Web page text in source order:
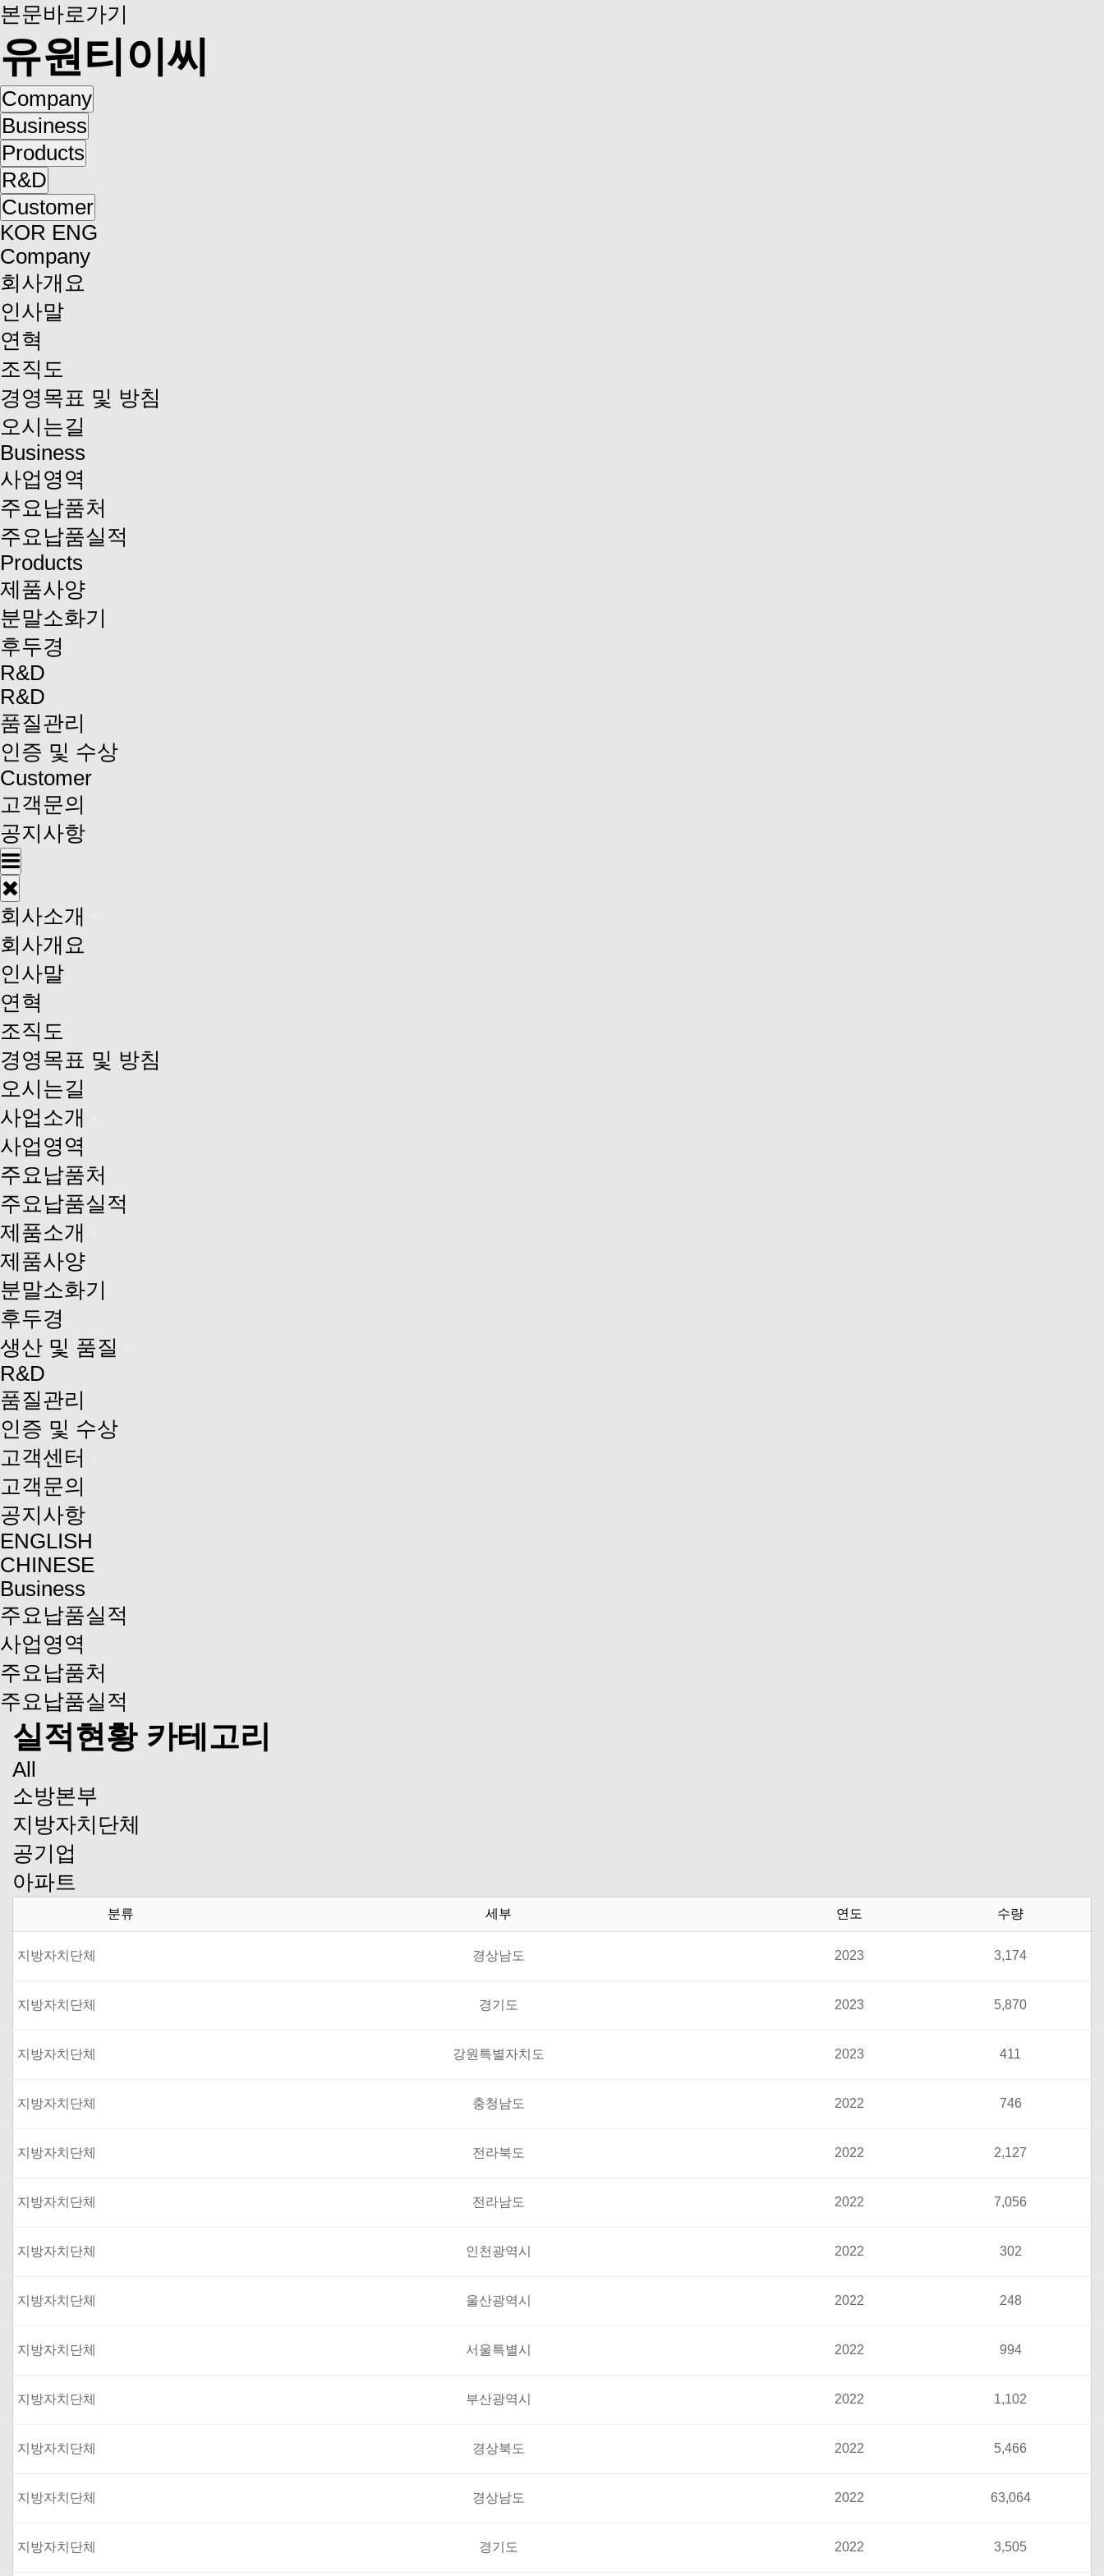
본문바로가기
유원티이씨
Company
Business
Products
R&D
Customer
KOR ENG
Company
회사개요
인사말
연혁
조직도
경영목표 및 방침
오시는길
Business
사업영역
주요납품처
주요납품실적
Products
제품사양
분말소화기
후두경
R&D
R&D
품질관리
인증 및 수상
Customer
고객문의
공지사항
회사소개
회사개요
인사말
연혁
조직도
경영목표 및 방침
오시는길
사업소개
사업영역
주요납품처
주요납품실적
제품소개
제품사양
분말소화기
후두경
생산 및 품질
R&D
품질관리
인증 및 수상
고객센터
고객문의
공지사항
ENGLISH
CHINESE
Business
주요납품실적
사업영역
주요납품처
주요납품실적
실적현황 카테고리
All
소방본부
지방자치단체
공기업
아파트
분류 세부 연도 수량
지방자치단체 경상남도 2023 3,174
지방자치단체 경기도 2023 5,870
지방자치단체 강원특별자치도 2023 411
지방자치단체 충청남도 2022 746
지방자치단체 전라북도 2022 2,127
지방자치단체 전라남도 2022 7,056
지방자치단체 인천광역시 2022 302
지방자치단체 울산광역시 2022 248
지방자치단체 서울특별시 2022 994
지방자치단체 부산광역시 2022 1,102
지방자치단체 경상북도 2022 5,466
지방자치단체 경상남도 2022 63,064
지방자치단체 경기도 2022 3,505